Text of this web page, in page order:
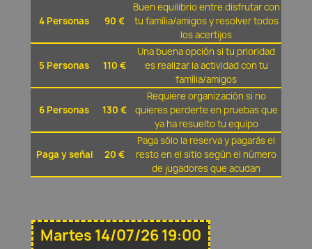
4 Personas 90 €
Buen equilibrio entre disfrutar con
tu família/amigos y resolver todos
los acertijos
5 Personas 110 €
Una buena opción si tu prioridad
es realizar la actividad con tu
família/amigos
6 Personas 130 €
Requiere organización si no
quieres perderte en pruebas que
ya ha resuelto tu equipo
Paga y señal 20 €
Paga sólo la reserva y pagarás el
resto en el sitio según el número
de jugadores que acudan
Martes 14/07/26 19:00